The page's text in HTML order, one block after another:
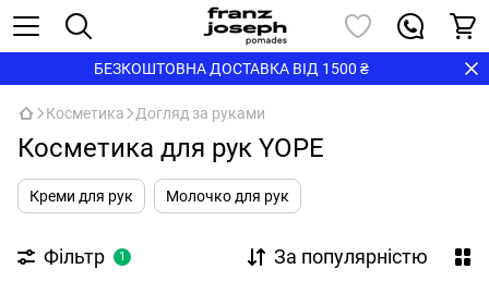
БЕЗКОШТОВНА ДОСТАВКА ВІД 1500 ₴
Косметика Догляд за руками
Косметика для рук YOPE
Креми для рук Молочко для рук
Фільтр 1 За популярністю